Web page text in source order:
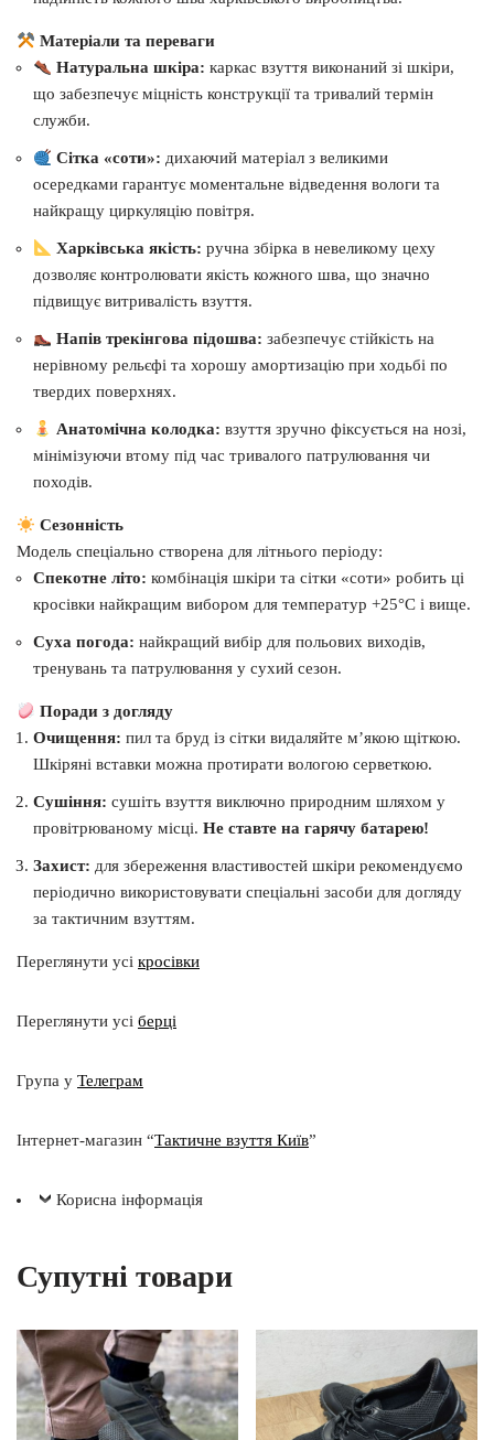
Матеріали та переваги
Натуральна шкіра: каркас взуття виконаний зі шкіри,
що забезпечує міцність конструкції та тривалий термін
служби.
Сітка «соти»: дихаючий матеріал з великими
осередками гарантує моментальне відведення вологи та
найкращу циркуляцію повітря.
Харківська якість: ручна збірка в невеликому цеху
дозволяє контролювати якість кожного шва, що значно
підвищує витривалість взуття.
Напів трекінгова підошва: забезпечує стійкість на
нерівному рельєфі та хорошу амортизацію при ходьбі по
твердих поверхнях.
Анатомічна колодка: взуття зручно фіксується на нозі,
мінімізуючи втому під час тривалого патрулювання чи
походів.
Сезонність
Модель спеціально створена для літнього періоду:
Спекотне літо: комбінація шкіри та сітки «соти» робить ці
кросівки найкращим вибором для температур +25°C і вище.
Суха погода: найкращий вибір для польових виходів,
тренувань та патрулювання у сухий сезон.
Поради з догляду
Очищення: пил та бруд із сітки видаляйте м’якою щіткою.
Шкіряні вставки можна протирати вологою серветкою.
Сушіння: сушіть взуття виключно природним шляхом у
провітрюваному місці. Не ставте на гарячу батарею!
Захист: для збереження властивостей шкіри рекомендуємо
періодично використовувати спеціальні засоби для догляду
за тактичним взуттям.
Переглянути усі кросівки
Переглянути усі берці
Група у Телеграм
Інтернет-магазин “Тактичне взуття Київ”
Корисна інформація
Супутні товари